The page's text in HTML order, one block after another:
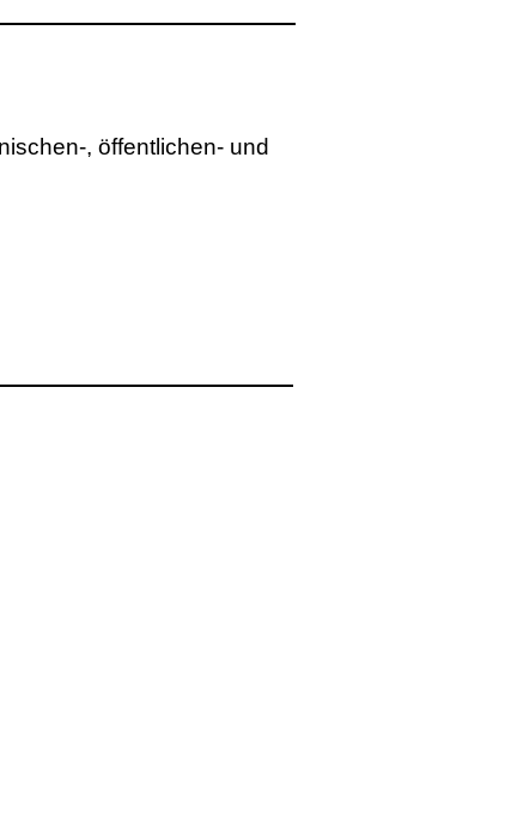
, öffentlichen- und